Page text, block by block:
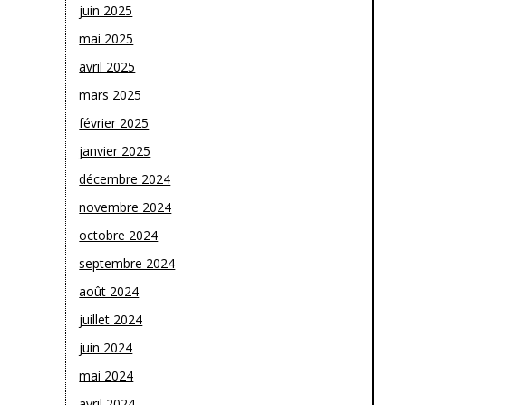
juin 2025
mai 2025
avril 2025
mars 2025
février 2025
janvier 2025
décembre 2024
novembre 2024
octobre 2024
septembre 2024
août 2024
juillet 2024
juin 2024
mai 2024